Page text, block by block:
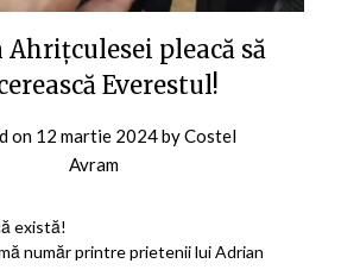
Ahrițculesei pleacă să
Everestul!
on 12 martie 2024byCostel
Avram
există!
număr printre prietenii lui Adrian